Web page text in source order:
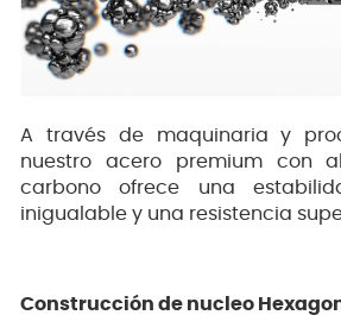
A través de maquinaria y
nuestro acero premium con
carbono ofrece una
inigualable y una resistencia
Construcción de nucleo